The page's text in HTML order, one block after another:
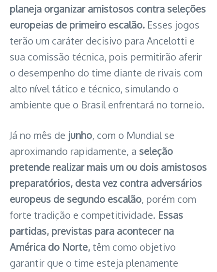
planeja organizar amistosos contra seleções
europeias de primeiro escalão. Esses jogos
terão um caráter decisivo para Ancelotti e
sua comissão técnica, pois permitirão aferir
o desempenho do time diante de rivais com
alto nível tático e técnico, simulando o
ambiente que o Brasil enfrentará no torneio.
Já no mês de junho, com o Mundial se
aproximando rapidamente, a seleção
pretende realizar mais um ou dois amistosos
preparatórios, desta vez contra adversários
europeus de segundo escalão, porém com
forte tradição e competitividade. Essas
partidas, previstas para acontecer na
América do Norte, têm como objetivo
garantir que o time esteja plenamente